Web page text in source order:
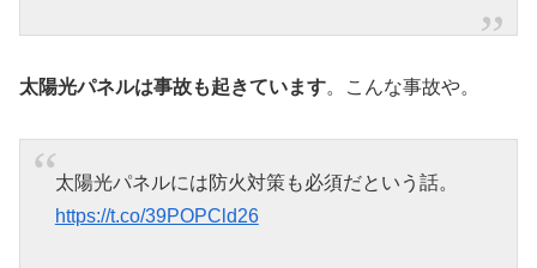
太陽光パネルは事故も起きています。こんな事故や。
太陽光パネルには防火対策も必須だという話。
https://t.co/39POPCld26